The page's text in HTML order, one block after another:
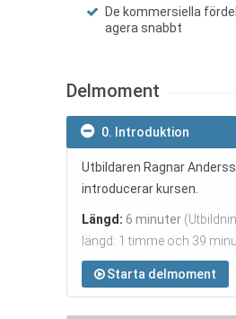
De kommersiella
agera snabbt
Delmoment
0. Introduktion
Utbildaren Ragnar
introducerar kursen.
Längd: 6 minuter
längd: 1 timme och 39
Starta delmoment